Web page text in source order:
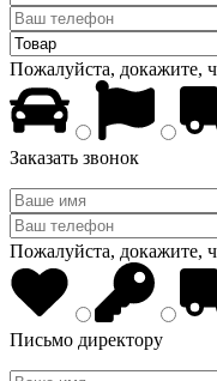
Пожалуйста, докажите,
Заказать звонок
Пожалуйста, докажите,
Письмо директору